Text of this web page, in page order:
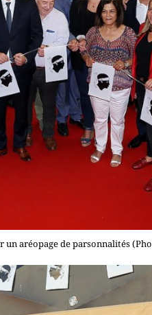
aréopage de parsonnalités